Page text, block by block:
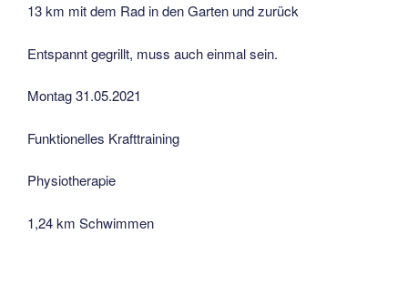
13 km mit dem Rad in den Garten und zurück
Entspannt gegrillt, muss auch einmal sein.
Montag 31.05.2021
Funktionelles Krafttraining
Physiotherapie
1,24 km Schwimmen